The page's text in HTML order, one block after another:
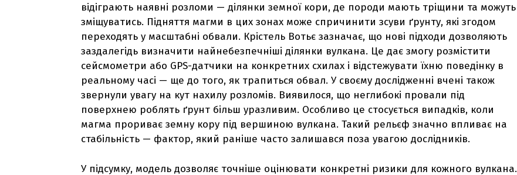
відіграють наявні розломи — ділянки земної кори, де породи мають тріщини та можуть
зміщуватись. Підняття магми в цих зонах може спричинити зсуви ґрунту, які згодом
переходять у масштабні обвали. Крістель Вотьє зазначає, що нові підходи дозволяють
заздалегідь визначити найнебезпечніші ділянки вулкана. Це дає змогу розмістити
сейсмометри або GPS-датчики на конкретних схилах і відстежувати їхню поведінку в
реальному часі — ще до того, як трапиться обвал. У своєму дослідженні вчені також
звернули увагу на кут нахилу розломів. Виявилося, що неглибокі провали під
поверхнею роблять ґрунт більш уразливим. Особливо це стосується випадків, коли
магма прориває земну кору під вершиною вулкана. Такий рельєф значно впливає на
стабільність — фактор, який раніше часто залишався поза увагою дослідників.
У підсумку, модель дозволяє точніше оцінювати конкретні ризики для кожного вулкана.